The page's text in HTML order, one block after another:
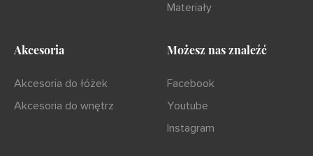
Materiały
Akcesoria
Akcesoria do łóżek
Akcesoria do wnętrz
Możesz nas znaleźć
Facebook
Youtube
Instagram